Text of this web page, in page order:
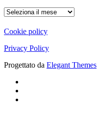
ARCHIVIO
Cookie policy
Privacy Policy
Progettato da Elegant Themes